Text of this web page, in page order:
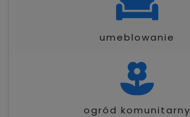
umeblowanie
ogród komunitarny